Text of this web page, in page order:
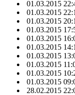
01.03.2015
01.03.2015
01.03.2015
01.03.2015
01.03.2015
01.03.2015
01.03.2015
01.03.2015
01.03.2015
01.03.2015
28.02.2015